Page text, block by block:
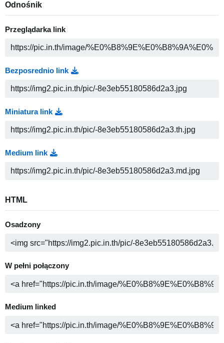
Odnośnik
Przeglądarka link
Bezposrednio link
Miniatura link
Medium link
HTML
Osadzony
W pełni połączony
Medium linked